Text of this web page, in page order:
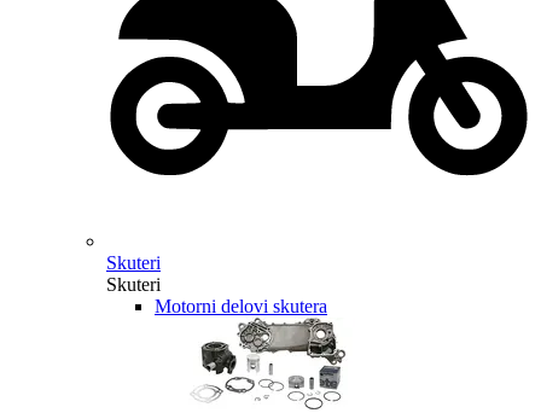
Skuteri
Skuteri
Motorni delovi skutera